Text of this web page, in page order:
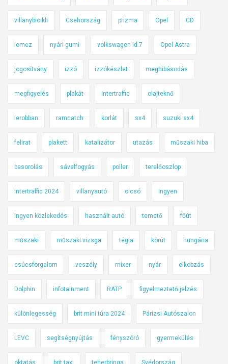
villanybicikli Csehország prizma Opel CD
lemez nyári gumi volkswagen id.7 Opel Astra
jogosítvány izzó izzókészlet meghibásodás
megfigyelés plakát intertraffic olajteknő
lerobban ramcatch korlát sx4 suzuki sx4
felirat plakett katalizátor utazás műszaki hiba
besorolás sávelfogyás poller terelőoszlop
intertraffic 2024 villanyautó olcsó ingyen
ingyen közlekedés használt autó temető főút
műszaki műszaki vizsga tégla körút hungária
csúcsforgalom veszély mixer nyár elkobzás
Dolphin infotainment RATP figyelmeztető jelzés
különlegesség brit mini túra 2024 Párizsi Autószalon
LEVC segítségnyújtás fényszóró gyermekülés
oktatás brit taxi teherbringa Svédország